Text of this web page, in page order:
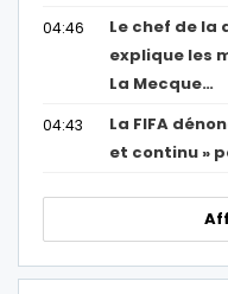
04:46
Le chef de
explique les
La Mecque…
04:43
La FIFA
et continu »